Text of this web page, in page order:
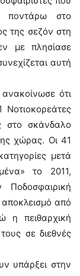
ποντάρω στο
της σεζόν στη
με πλησίασε
αυτή
ότι
Νοτιοκορεάτες
στο σκάνδαλο
χώρας. Οι 41
μετά
το 2011,
από
η πειθαρχική
σε διεθνές
υπάρξει στην